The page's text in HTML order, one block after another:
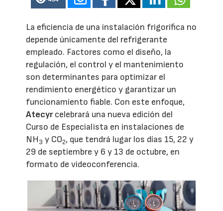
La eficiencia de una instalación frigorífica no
depende únicamente del refrigerante
empleado. Factores como el diseño, la
regulación, el control y el mantenimiento
son determinantes para optimizar el
rendimiento energético y garantizar un
funcionamiento fiable. Con este enfoque,
Atecyrcelebrará una nueva edición del
Curso de Especialista en instalaciones de
NH3 y CO2, que tendrá lugar los días 15, 22 y
29 de septiembre y 6 y 13 de octubre, en
formato de videoconferencia.